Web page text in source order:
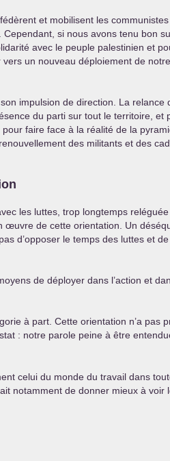
et mobilisent les
Cependant, si nous avons tenu bon
avec le peuple palestinien et
un nouveau déploiement de
impulsion de direction. La relance
du parti sur tout le territoire, et
faire face à la réalité de la
des militants et des
les luttes, trop longtemps
œuvre de cette orientation. Un
d’opposer le temps des luttes et
de déployer dans l’action et
à part. Cette orientation n’a pas
: notre parole peine à être
celui du monde du travail dans
notamment de donner mieux à voir